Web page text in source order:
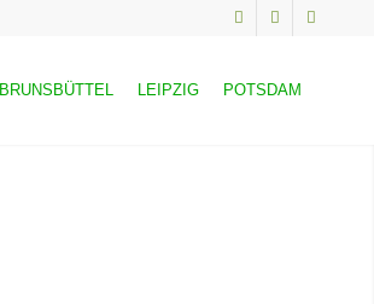
BRUNSBÜTTEL LEIPZIG POTSDAM